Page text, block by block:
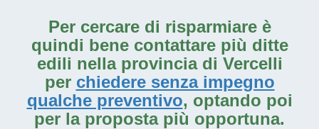
Per cercare di risparmiare è
quindi bene contattare più ditte
edili nella provincia di Vercelli
per chiedere senza impegno
qualche preventivo, optando poi
per la proposta più opportuna.